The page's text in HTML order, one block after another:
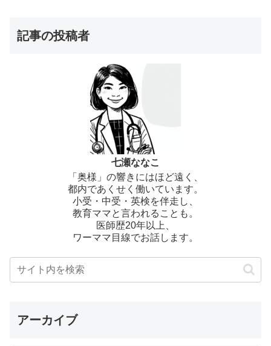
記事の投稿者
七瀬ななこ
「奥様」の響きにはほど遠く、
都内であくせく働いています。
小受・中受・英検を伴走し、
教育ママと言われることも。
医師歴20年以上、
ワーママ目線でお話します。
アーカイブ